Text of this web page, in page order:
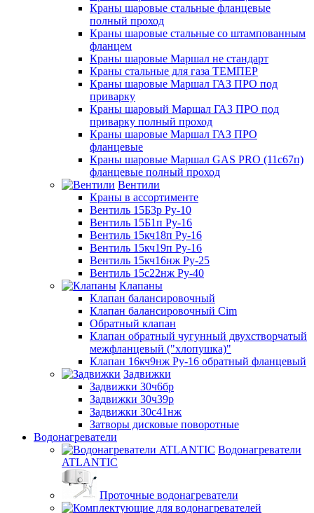
Краны шаровые стальные фланцевые
полный проход
Краны шаровые стальные со штампованным
фланцем
Краны шаровые Маршал не стандарт
Краны стальные для газа ТЕМПЕР
Краны шаровые Маршал ГАЗ ПРО под
приварку
Краны шаровый Маршал ГАЗ ПРО под
приварку полный проход
Краны шаровые Маршал ГАЗ ПРО
фланцевые
Краны шаровые Маршал GAS PRO (11с67п)
фланцевые полный проход
Вентили
Краны в ассортименте
Вентиль 15Б3р Ру-10
Вентиль 15Б1п Ру-16
Вентиль 15кч18п Ру-16
Вентиль 15кч19п Ру-16
Вентиль 15кч16нж Ру-25
Вентиль 15с22нж Ру-40
Клапаны
Клапан балансировочный
Клапан балансировочный Cim
Обратный клапан
Клапан обратный чугунный двухстворчатый
межфланцевый ("хлопушка)"
Клапан 16кч9нж Ру-16 обратный фланцевый
Задвижки
Задвижки 30ч6бр
Задвижки 30ч39р
Задвижки 30с41нж
Затворы дисковые поворотные
Водонагреватели
Водонагреватели
ATLANTIC
Проточные водонагреватели